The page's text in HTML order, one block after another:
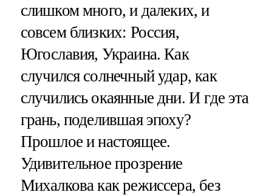
слишком много, и далеких, и
совсем близких: Россия,
Югославия, Украина. Как
случился солнечный удар, как
случились окаянные дни. И где эта
грань, поделившая эпоху?
Прошлое и настоящее.
Удивительное прозрение
Михалкова как режиссера, без